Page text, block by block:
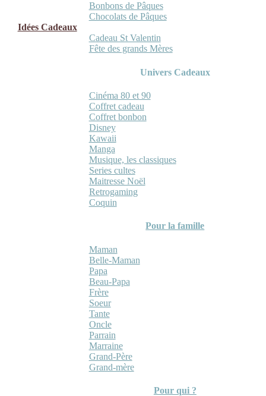
Bonbons de Pâques
Chocolats de Pâques
Idées Cadeaux
Cadeau St Valentin
Fête des grands Mères
Univers Cadeaux
Cinéma 80 et 90
Coffret cadeau
Coffret bonbon
Disney
Kawaii
Manga
Musique, les classiques
Series cultes
Maitresse Noël
Retrogaming
Coquin
Pour la famille
Maman
Belle-Maman
Papa
Beau-Papa
Frère
Soeur
Tante
Oncle
Parrain
Marraine
Grand-Père
Grand-mère
Pour qui ?